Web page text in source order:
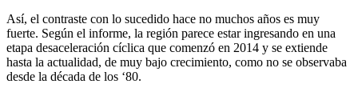
Así, el contraste con lo sucedido hace no muchos años es muy
fuerte. Según el informe, la región parece estar ingresando en una
etapa desaceleración cíclica que comenzó en 2014 y se extiende
hasta la actualidad, de muy bajo crecimiento, como no se observaba
desde la década de los ‘80.